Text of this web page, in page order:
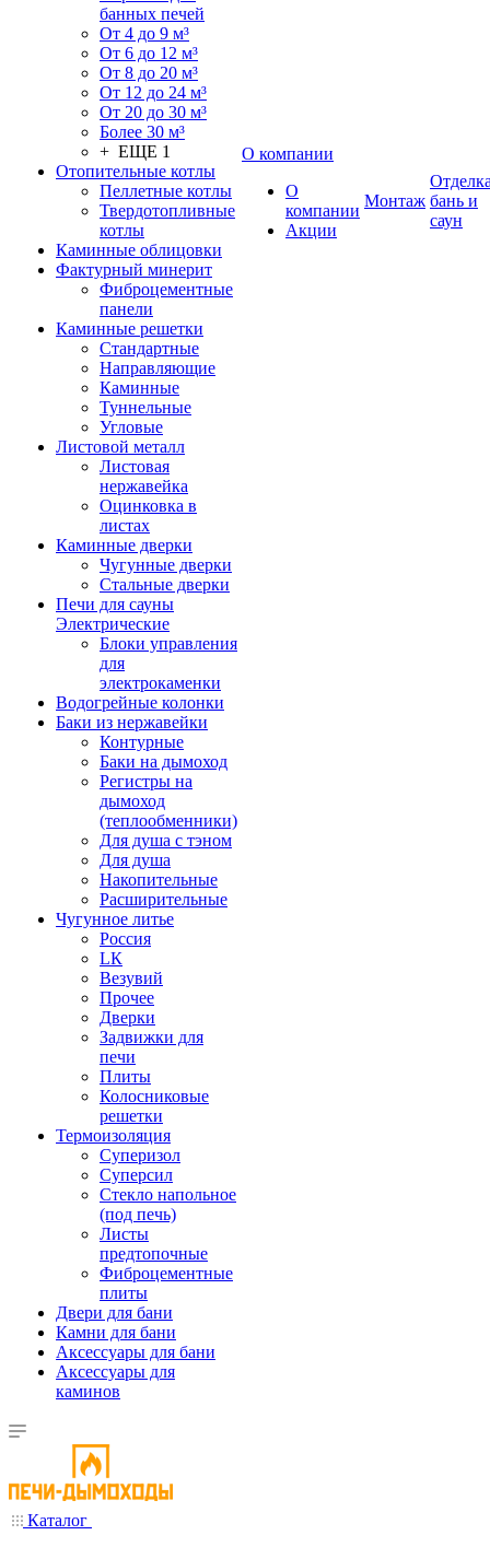
банных печей
От 4 до 9 м³
От 6 до 12 м³
От 8 до 20 м³
От 12 до 24 м³
От 20 до 30 м³
Более 30 м³
+ ЕЩЕ 1
Отопительные котлы
Пеллетные котлы
Твердотопливные
котлы
Каминные облицовки
Фактурный минерит
Фиброцементные
панели
Каминные решетки
Стандартные
Направляющие
Каминные
Туннельные
Угловые
Листовой металл
Листовая
нержавейка
Оцинковка в
листах
Каминные дверки
Чугунные дверки
Стальные дверки
Печи для сауны
Электрические
Блоки управления
для
электрокаменки
Водогрейные колонки
Баки из нержавейки
Контурные
Баки на дымоход
Регистры на
дымоход
(теплообменники)
Для душа с тэном
Для душа
Накопительные
Расширительные
Чугунное литье
Россия
LК
Везувий
Прочее
Дверки
Задвижки для
печи
Плиты
Колосниковые
решетки
Термоизоляция
Суперизол
Суперсил
Стекло напольное
(под печь)
Листы
предтопочные
Фиброцементные
плиты
Двери для бани
Камни для бани
Аксессуары для бани
Аксессуары для
каминов
О компании
О
компании
Акции
Монтаж бань и
саун
Каталог